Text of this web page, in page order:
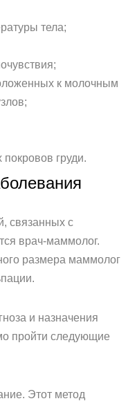
тела;
к молочным
груди.
связанных с
врач-маммолог.
размера маммолог
и назначения
пройти следующие
Этот метод